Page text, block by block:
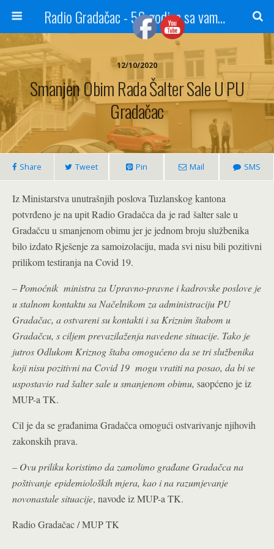
Radio Gradačac - 56 godina sa vama...
12/10/2020
Smanjen Obim Rada Šalter Sale U PU
Gradačac
Share Tweet Pin Mail SMS
Iz Ministarstva unutrašnjih poslova Tuzlanskog kantona
potvrđeno je na upit Radio Gradačca da je rad šalter sale u
Gradačcu u smanjenom obimu jer je jednom broju službenika
bilo izdato Rješenje za samoizolaciju, mada svi nisu bili pozitivni
prilikom testiranja na Covid 19.
– Pomoćnik ministra za Upravno-pravne i kadrovske poslove je
u stalnom kontaktu sa Načelnikom za administraciju PU
Gradačac, a ostvareni su kontakti i sa Kriznim štabom u
Gradačcu, s ciljem prevazilaženja navedene situacije. Tako je
jutros Odlukom Kriznog štaba omogućeno da se tri službenika
koji nisu pozitivni na Covid 19 mogu vratiti na posao, da bi se
uspostavio rad šalter sale u smanjenom obimu, saopćeno je iz
MUP-a TK.
Cil je da se građanima Gradačca omogući ostvarivanje njihovih
zakonskih prava.
– Ovu priliku koristimo da zamolimo građane Gradačca na
poštivanje epidemioloških mjera, kao i na razumjevanje
novonastale situacije, navode iz MUP-a TK.
Radio Gradačac / MUP TK